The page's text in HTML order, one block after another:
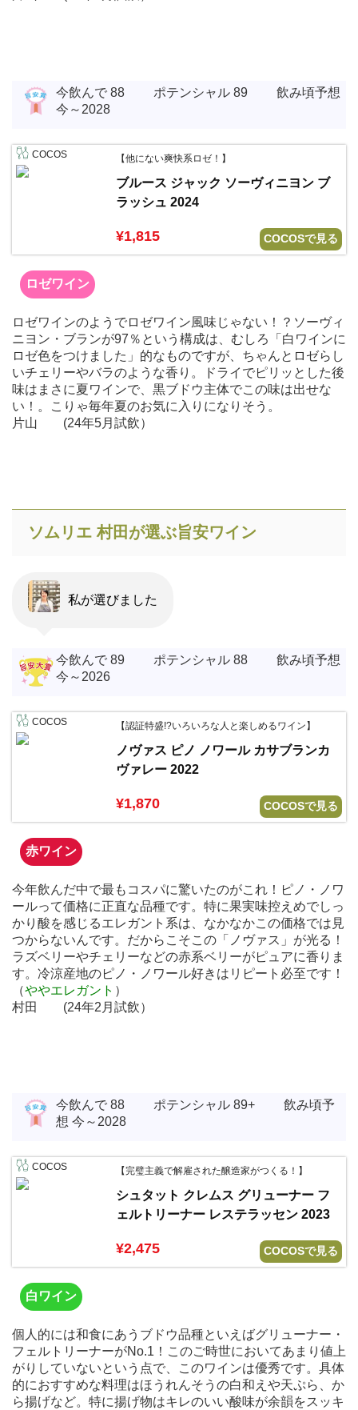
今飲んで 88 ポテンシャル 89 飲み頃予想
今～2028
COCOS 【他にない爽快系ロゼ！】
ブルース ジャック ソーヴィニヨン ブ
ラッシュ 2024
¥1,815 COCOSで見る
ロゼワイン
ロゼワインのようでロゼワイン風味じゃない！？ソーヴィ
ニヨン・ブランが97％という構成は、むしろ「白ワインに
ロゼ色をつけました」的なものですが、ちゃんとロゼらし
いチェリーやバラのような香り。ドライでピリッとした後
味はまさに夏ワインで、黒ブドウ主体でこの味は出せな
い！。こりゃ毎年夏のお気に入りになりそう。
片山 (24年5月試飲）
ソムリエ 村田が選ぶ旨安ワイン
私が選びました
今飲んで 89 ポテンシャル 88 飲み頃予想
今～2026
COCOS 【認証特盛!?いろいろな人と楽しめるワイン】
ノヴァス ピノ ノワール カサブランカ
ヴァレー 2022
¥1,870 COCOSで見る
赤ワイン
今年飲んだ中で最もコスパに驚いたのがこれ！ピノ・ノワ
ールって価格に正直な品種です。特に果実味控えめでしっ
かり酸を感じるエレガント系は、なかなかこの価格では見
つからないんです。だからこそこの「ノヴァス」が光る！
ラズベリーやチェリーなどの赤系ベリーがピュアに香りま
す。冷涼産地のピノ・ノワール好きはリピート必至です！
（ややエレガント ）
村田 (24年2月試飲）
今飲んで 88 ポテンシャル 89+ 飲み頃予
想 今～2028
COCOS 【完璧主義で解雇された醸造家がつくる！】
シュタット クレムス グリューナー フ
ェルトリーナー レステラッセン 2023
¥2,475 COCOSで見る
白ワイン
個人的には和食にあうブドウ品種といえばグリューナー・
フェルトリーナーがNo.1！このご時世においてあまり値上
がりしていないという点で、このワインは優秀です。具体
的におすすめな料理はほうれんそうの白和えや天ぷら、か
ら揚げなど。特に揚げ物はキレのいい酸味が余韻をスッキ